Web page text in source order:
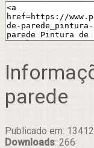
parede
Publicado em:
Downloads: 266